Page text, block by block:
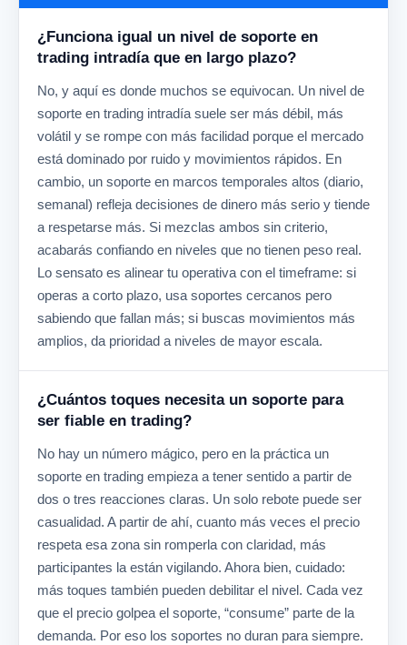
¿Funciona igual un nivel de soporte en
trading intradía que en largo plazo?
No, y aquí es donde muchos se equivocan. Un nivel de
soporte en trading intradía suele ser más débil, más
volátil y se rompe con más facilidad porque el mercado
está dominado por ruido y movimientos rápidos. En
cambio, un soporte en marcos temporales altos (diario,
semanal) refleja decisiones de dinero más serio y tiende
a respetarse más. Si mezclas ambos sin criterio,
acabarás confiando en niveles que no tienen peso real.
Lo sensato es alinear tu operativa con el timeframe: si
operas a corto plazo, usa soportes cercanos pero
sabiendo que fallan más; si buscas movimientos más
amplios, da prioridad a niveles de mayor escala.
¿Cuántos toques necesita un soporte para
ser fiable en trading?
No hay un número mágico, pero en la práctica un
soporte en trading empieza a tener sentido a partir de
dos o tres reacciones claras. Un solo rebote puede ser
casualidad. A partir de ahí, cuanto más veces el precio
respeta esa zona sin romperla con claridad, más
participantes la están vigilando. Ahora bien, cuidado:
más toques también pueden debilitar el nivel. Cada vez
que el precio golpea el soporte, “consume” parte de la
demanda. Por eso los soportes no duran para siempre.